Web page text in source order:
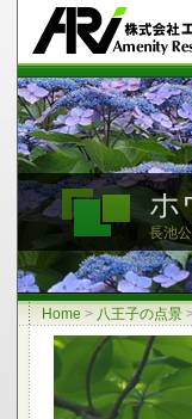
ホ
長池
Home > 八王子の点景